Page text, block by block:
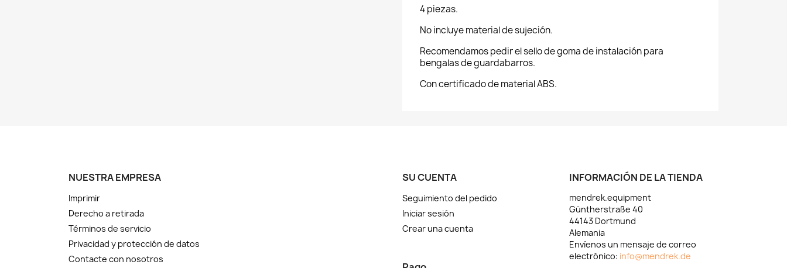
4 piezas.
No incluye material de sujeción.
Recomendamos pedir el sello de goma de instalación para
bengalas de guardabarros.
Con certificado de material ABS.
NUESTRA EMPRESA
Imprimir
Derecho a retirada
Términos de servicio
Privacidad y protección de datos
Contacte con nosotros
SU CUENTA
Seguimiento del pedido
Iniciar sesión
Crear una cuenta
INFORMACIÓN DE LA TIENDA
mendrek.equipment
Güntherstraße 40
44143 Dortmund
Alemania
Envíenos un mensaje de correo
electrónico: info@mendrek.de